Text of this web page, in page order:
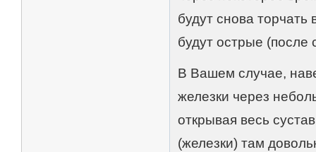
будут снова торчать
будут острые (после
В Вашем случае,
железки через
открывая весь
(железки) там